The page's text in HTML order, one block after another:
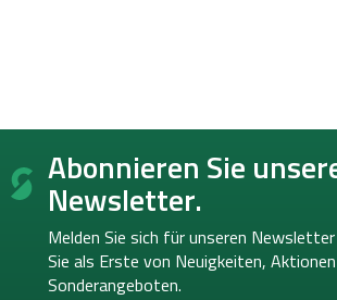
F
ß Abonnieren Sie
Newsletter.
Melden Sie sich für unseren
Sie als Erste von Neuigkeiten,
Sonderangeboten.